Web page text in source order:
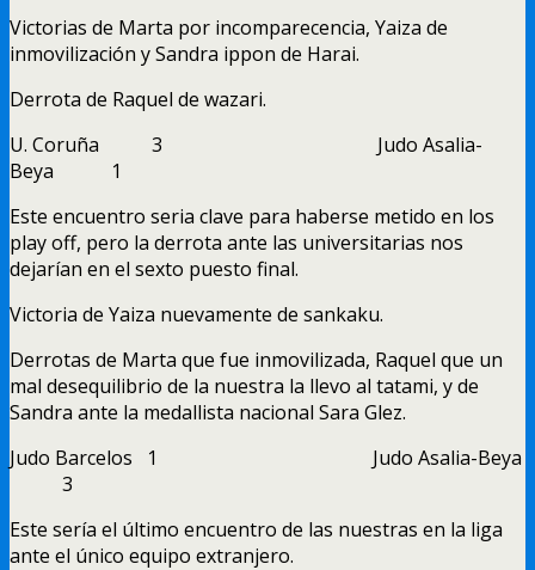
Victorias de Marta por incomparecencia, Yaiza de
inmovilización y Sandra ippon de Harai.
Derrota de Raquel de wazari.
U. Coruña 3 Judo Asalia-
Beya 1
Este encuentro seria clave para haberse metido en los
play off, pero la derrota ante las universitarias nos
dejarían en el sexto puesto final.
Victoria de Yaiza nuevamente de sankaku.
Derrotas de Marta que fue inmovilizada, Raquel que un
mal desequilibrio de la nuestra la llevo al tatami, y de
Sandra ante la medallista nacional Sara Glez.
Judo Barcelos 1 Judo Asalia-Beya
3
Este sería el último encuentro de las nuestras en la liga
ante el único equipo extranjero.